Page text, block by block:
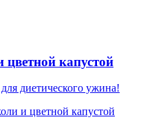
цветной капустой
диетического ужина!